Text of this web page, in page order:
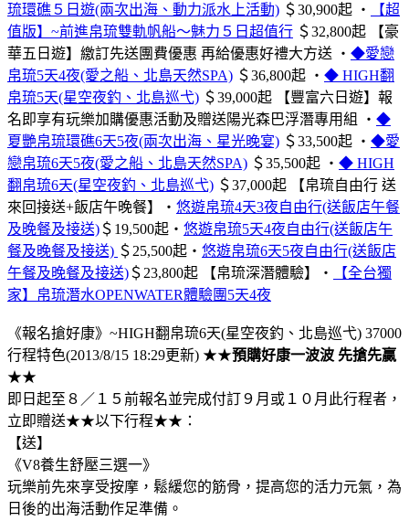
琉環礁５日遊(兩次出海、動力派水上活動) ＄30,900起 ‧
【超
值版】~前進帛琉雙軌帆船～魅力５日超值行 ＄32,800起 【豪
華五日遊】繳訂先送團費優惠 再給優惠好禮大方送 ‧ ◆愛戀
帛琉5天4夜(愛之船、北島天然SPA) ＄36,800起 ‧ ◆ HIGH翻
帛琉5天(星空夜釣、北島巡弋) ＄39,000起 【豐富六日遊】報
名即享有玩樂加購優惠活動及贈送陽光森巴浮潛專用組
‧ ◆
夏艷帛琉環礁6天5夜(兩次出海、星光晚宴) ＄33,500起 ‧ ◆愛
戀帛琉6天5夜(愛之船、北島天然SPA) ＄35,500起 ‧ ◆ HIGH
翻帛琉6天(星空夜釣、北島巡弋) ＄37,000起 【帛琉自由行 送
來回接送+飯店午晚餐】‧ 悠遊帛琉4天3夜自由行(送飯店午餐
及晚餐及接送)＄19,500起 ‧ 悠遊帛琉5天4夜自由行(送飯店午
餐及晚餐及接送) ＄25,500起 ‧ 悠遊帛琉6天5夜自由行(送飯店
午餐及晚餐及接送)＄23,800起 【帛琉深潛體驗】‧
【全台獨
家】帛琉潛水OPENWATER體驗團5天4夜
《報名搶好康》~HIGH翻帛琉6天(星空夜釣、北島巡弋) 37000
行程特色(2013/8/15 18:29更新) ★★預購好康一波波 先搶先贏
★★
即日起至８／１５前報名並完成付訂９月或１０月此行程者，
立即贈送★★以下行程★★：
【送】
《V8養生舒壓三選一》
玩樂前先來享受按摩，鬆緩您的筋骨，提高您的活力元氣，為
日後的出海活動作足準備。